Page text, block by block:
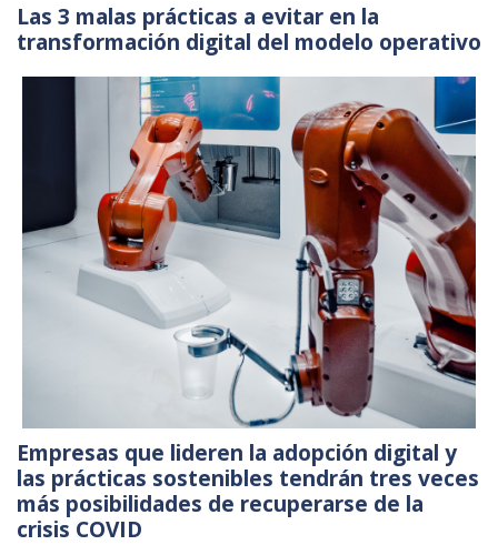
Las 3 malas prácticas a evitar en la
transformación digital del modelo operativo
Empresas que lideren la adopción digital y
las prácticas sostenibles tendrán tres veces
más posibilidades de recuperarse de la
crisis COVID